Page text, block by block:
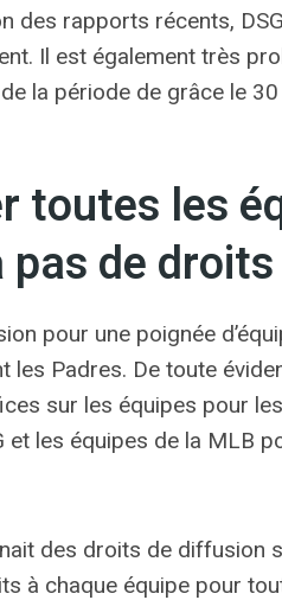
des rapports récents,
Il est également très
la période de grâce le 30
toutes les
pas de
pour une poignée
Padres. De toute
sur les équipes pour
les équipes de la MLB
des droits de diffusion
à chaque équipe pour